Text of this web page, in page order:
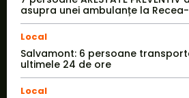
asupra unei ambulanțe la
Local
Salvamont: 6 persoane
ultimele 24 de ore
Local